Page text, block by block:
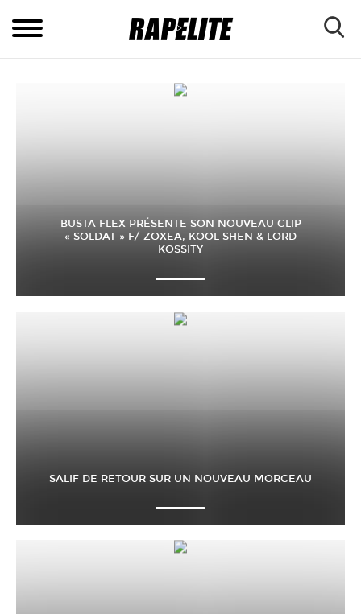
BUSTA FLEX PRÉSENTE SON NOUVEAU CLIP
« SOLDAT » F/ ZOXEA, KOOL SHEN & LORD
KOSSITY
SALIF DE RETOUR SUR UN NOUVEAU MORCEAU